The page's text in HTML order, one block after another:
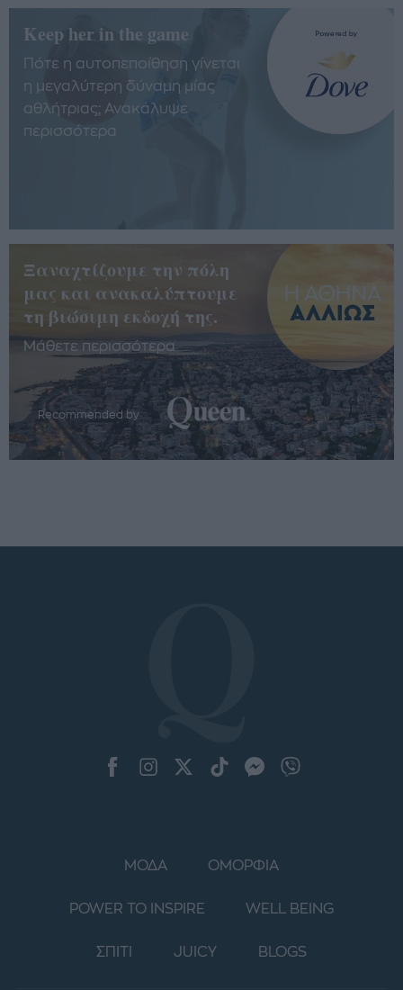
Keep her in the game
Πότε η αυτοπεποίθηση γίνεται
η μεγαλύτερη δύναμη μίας
αθλήτριας; Ανακάλυψε
περισσότερα
Ξαναχτίζουμε την πόλη
μας και ανακαλύπτουμε
τη βιώσιμη εκδοχή της.
Μάθετε περισσότερα
Recommended by
ΜΟΔΑ ΟΜΟΡΦΙΑ
POWER TO INSPIRE WELL BEING
ΣΠΙΤΙ JUICY BLOGS